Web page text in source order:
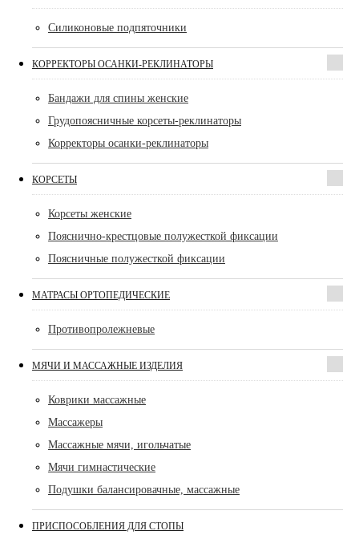
Силиконовые подпяточники
КОРРЕКТОРЫ ОСАНКИ-РЕКЛИНАТОРЫ
Бандажи для спины женские
Грудопоясничные корсеты-реклинаторы
Корректоры осанки-реклинаторы
КОРСЕТЫ
Корсеты женские
Пояснично-крестцовые полужесткой фиксации
Поясничные полужесткой фиксации
МАТРАСЫ ОРТОПЕДИЧЕСКИЕ
Противопролежневые
МЯЧИ И МАССАЖНЫЕ ИЗДЕЛИЯ
Коврики массажные
Массажеры
Массажные мячи, игольчатые
Мячи гимнастические
Подушки балансировачные, массажные
ПРИСПОСОБЛЕНИЯ ДЛЯ СТОПЫ